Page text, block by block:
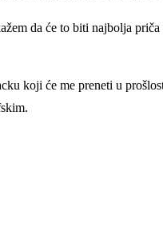
da će to biti najbolja
koji će me preneti u